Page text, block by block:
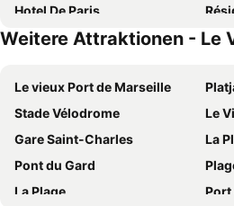
Hotel De Paris
Le Palmyra Golf Hotel
Hotel Les Grenadines
Mercure Hotel Golf Cap d'Agde
B&B
Hotel Sables D'or
Le National
The
Hotel Imperial
Weitere Attraktionen - Le
Le vieux Port de Marseille
Stade Vélodrome
Le
Gare Saint-Charles
La
Pont du Gard
La Plage
Port